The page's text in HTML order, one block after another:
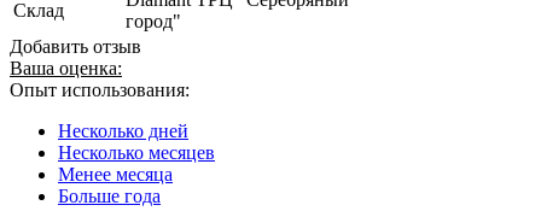
Склад
город"
Добавить отзыв
Ваша оценка:
Опыт использования:
Несколько дней
Несколько месяцев
Менее месяца
Больше года